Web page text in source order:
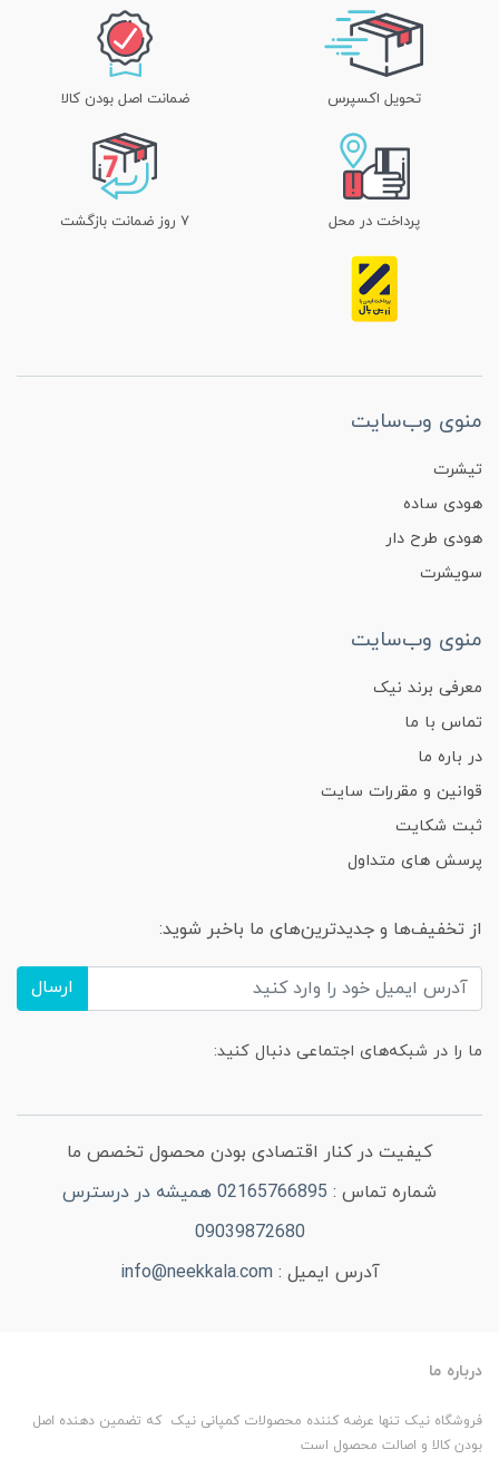
تحویل اکسپرس ضمانت اصل بودن کالا
پرداخت در محل ۷ روز ضمانت بازگشت
منوی وب‌سایت
تیشرت
هودی ساده
هودی طرح دار
سویشرت
منوی وب‌سایت
معرفی برند نیک
تماس با ما
در باره ما
قوانین و مقررات سایت
ثبت شکایت
پرسش های متداول
از تخفیف‌ها و جدیدترین‌های ما باخبر شوید:
ارسال
ما را در شبکه‌های اجتماعی دنبال کنید:
کیفیت در کنار اقتصادی بودن محصول تخصص ما
شماره تماس :
02165766895 همیشه در درسترس
09039872680
آدرس ایمیل : info@neekkala.com
درباره ما
فروشگاه نیک تنها عرضه کننده محصولات کمپانی نیک که تضمین دهنده اصل
بودن کالا و اصالت محصول است